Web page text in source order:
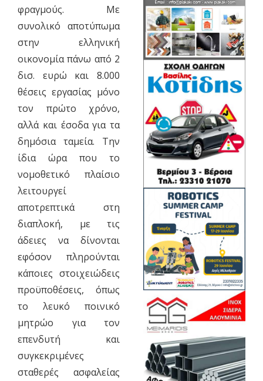
φραγμούς. Με
συνολικό αποτύπωμα
στην ελληνική
οικονομία πάνω από 2
δισ. ευρώ και 8.000
θέσεις εργασίας μόνο
τον πρώτο χρόνο,
αλλά και έσοδα για τα
δημόσια ταμεία. Την
ίδια ώρα που το
νομοθετικό πλαίσιο
λειτουργεί
αποτρεπτικά στη
διαπλοκή, με τις
άδειες να δίνονται
εφόσον πληρούνται
κάποιες στοιχειώδεις
προϋποθέσεις, όπως
το λευκό ποινικό
μητρώο για τον
επενδυτή και
συγκεκριμένες
σταθερές ασφαλείας